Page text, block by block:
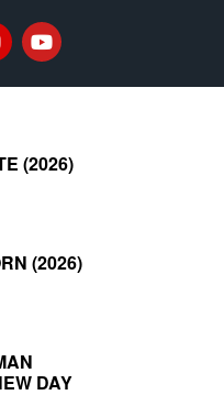
(2026)
(2026)
DAY